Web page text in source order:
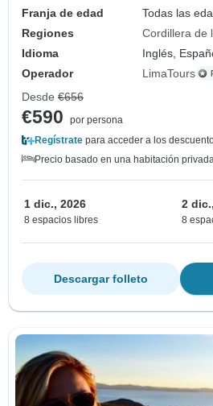
Franja de edad
Todas las
Regiones
Cordillera de
Idioma
Inglés,
Operador
LimaTours
Desde €656
€590
por persona
Regístrate para acceder a los
Precio basado en una habitación
1 dic., 2026
8 espacios libres
2
8
Descargar folleto